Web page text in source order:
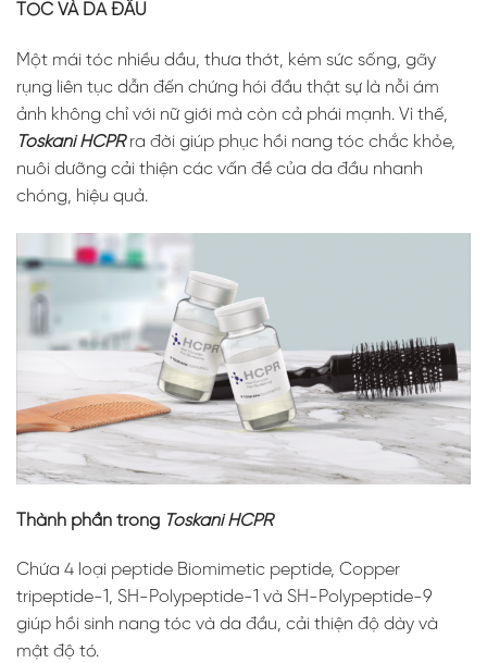
TÓC VÀ DA ĐẦU
Một mái tóc nhiều dầu, thưa thớt, kém sức sống, gãy
rụng liên tục dẫn đến chứng hói đầu thật sự là nỗi ám
ảnh không chỉ với nữ giới mà còn cả phái mạnh. Vì thế,
Toskani HCPRra đời giúp phục hồi nang tóc chắc khỏe,
nuôi dưỡng cải thiện các vấn đề của da đầu nhanh
chóng, hiệu quả.
Thành phần trong Toskani HCPR
Chứa 4 loại peptide Biomimetic peptide, Copper
tripeptide-1, SH-Polypeptide-1 và SH-Polypeptide-9
giúp hồi sinh nang tóc và da đầu, cải thiện độ dày và
mật độ tó.